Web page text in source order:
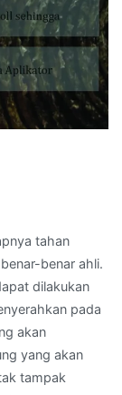
tahan
benar ahli.
dilakukan
pada
akan
yang akan
tampak